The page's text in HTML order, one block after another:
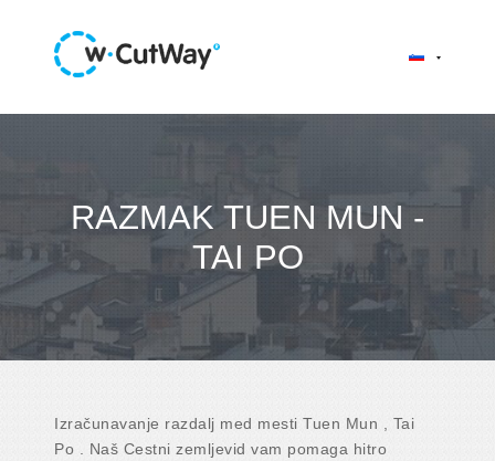
RAZMAK TUEN MUN -
TAI PO
Izračunavanje razdalj med mesti Tuen Mun , Tai
Po . Naš Cestni zemljevid vam pomaga hitro